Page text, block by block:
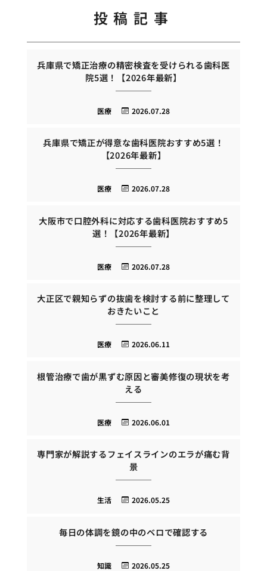
投稿記事
兵庫県で矯正治療の精密検査を受けられる歯科医
院5選！【2026年最新】
2026.07.28
医療
兵庫県で矯正が得意な歯科医院おすすめ5選！
【2026年最新】
2026.07.28
医療
大阪市で口腔外科に対応する歯科医院おすすめ5
選！【2026年最新】
2026.07.28
医療
大正区で親知らずの抜歯を検討する前に整理して
おきたいこと
2026.06.11
医療
根管治療で歯が黒ずむ原因と審美修復の現状を考
える
2026.06.01
医療
専門家が解説するフェイスラインのエラが痛む背
景
2026.05.25
生活
毎日の体調を鏡の中のベロで確認する
2026.05.25
知識